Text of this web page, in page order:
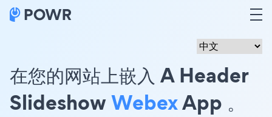
在您的网站上嵌入 A Header
SlideshowWebexApp 。